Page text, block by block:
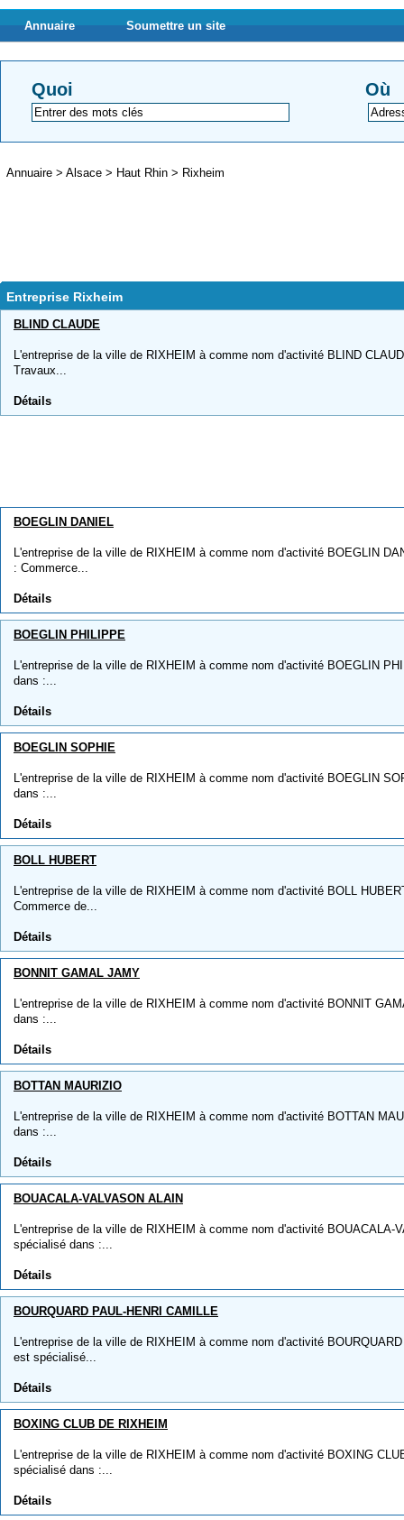
Annuaire Soumettre un site
Quoi Où
Annuaire > Alsace > Haut Rhin > Rixheim
Entreprise Rixheim
BLIND CLAUDE
L'entreprise de la ville de RIXHEIM à comme nom d'activité BLIND
Travaux...
Détails
BOEGLIN DANIEL
L'entreprise de la ville de RIXHEIM à comme nom d'activité BOEGLIN
: Commerce...
Détails
BOEGLIN PHILIPPE
L'entreprise de la ville de RIXHEIM à comme nom d'activité BOEGLIN
dans :...
Détails
BOEGLIN SOPHIE
L'entreprise de la ville de RIXHEIM à comme nom d'activité BOEGLIN
dans :...
Détails
BOLL HUBERT
L'entreprise de la ville de RIXHEIM à comme nom d'activité BOLL
Commerce de...
Détails
BONNIT GAMAL JAMY
L'entreprise de la ville de RIXHEIM à comme nom d'activité BONNIT
dans :...
Détails
BOTTAN MAURIZIO
L'entreprise de la ville de RIXHEIM à comme nom d'activité BOTTAN
dans :...
Détails
BOUACALA-VALVASON ALAIN
L'entreprise de la ville de RIXHEIM à comme nom d'activité BOUACALA-
spécialisé dans :...
Détails
BOURQUARD PAUL-HENRI CAMILLE
L'entreprise de la ville de RIXHEIM à comme nom d'activité
est spécialisé...
Détails
BOXING CLUB DE RIXHEIM
L'entreprise de la ville de RIXHEIM à comme nom d'activité BOXING
spécialisé dans :...
Détails